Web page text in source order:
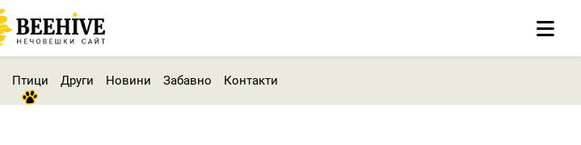
Птици Други Новини Забавно Контакти